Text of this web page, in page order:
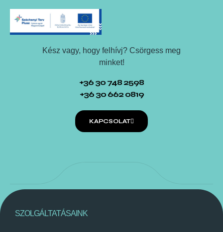
Kész vagy, hogy felhívj? Csörgess meg
minket!
+36 30 748 2598
+36 30 662 0819
KAPCSOLAT
SZOLGÁLTATÁSAINK